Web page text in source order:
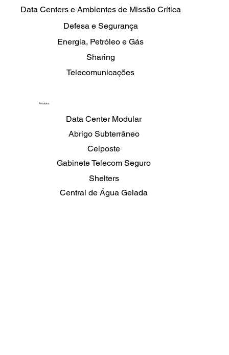
Produtos
Abrigo Subterrâneo
Celposte
Central de Água Gelada
Data Center Modular
Gabinete Telecom Seguro
Shelters
Telecomunicações
Data Centers e Ambientes de Missão Crítica
Defesa e Segurança
Energia, Petróleo e Gás
Sharing